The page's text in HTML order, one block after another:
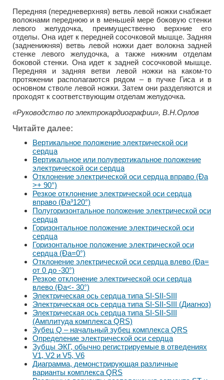
Передняя (передневерхняя) ветвь левой ножки снабжает
волокнами переднюю и в меньшей мере боковую стенки
левого желудочка, преимущественно верхние его
отделы. Она идет к передней сосочковой мышце. Задняя
(задненижняя) ветвь левой ножки дает волокна задней
стенке левого желудочка, а также нижним отделам
боковой стенки. Она идет к задней сосочковой мышце.
Передняя и задняя ветви левой ножки на каком-то
протяжении располагаются рядом – в пучке Гиса и в
основном стволе левой ножки. Затем они разделяются и
проходят к соответствующим отделам желудочка.
«Руководство по электрокардиографии», В.Н.Орлов
Читайте далее:
Вертикальное положение электрической оси
сердца
Вертикальное или полувертикальное положение
электрической оси сердца
Отклонение электрической оси сердца вправо (Ða
>+ 90°)
Резкое отклонение электрической оси сердца
вправо (Ða³120°)
Полугоризонтальное положение электрической оси
сердца
Горизонтальное положение электрической оси
сердца
Горизонтальное положение электрической оси
сердца (Ða=0°)
Отклонение электрической оси сердца влево (Ða=
от 0 до -30°)
Резкое отклонение электрической оси сердца
влево (Ða<- 30°)
Электрическая ось сердца типа SI-SII-SIII
Электрическая ось сердца типа SI-SII-SIII (Диагноз)
Электрическая ось сердца типа SI-SII-SIII
(Амплитуда комплекса QRS)
Зубец Q – начальный зубец комплекса QRS
Определение электрической оси сердца
Зубцы ЭКГ, обычно регистрируемые в отведениях
V1, V2 и V5, V6
Диаграмма, демонстрирующая различные
варианты комплекса QRS